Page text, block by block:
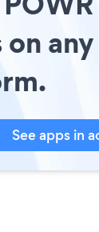
any
See apps in